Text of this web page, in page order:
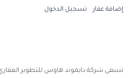
إضافة عقار تسجيل الدخول
تسعى شركة دايموند هاوس للتطوير العقاري